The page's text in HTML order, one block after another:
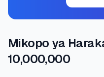
Tuma Pesa
🧮Vikokotoo
Mikopo ya
10,000,000